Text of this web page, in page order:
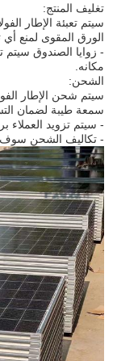
تغليف المنتج:
سيتم تعبئة الإطار
الورق المقوى لمنع
- زوايا الصندوق
مكانه.
الشحن:
سيتم شحن الإطار
سمعة طيبة لضمان
- سيتم تزويد العملاء
- تكاليف الشحن سوف